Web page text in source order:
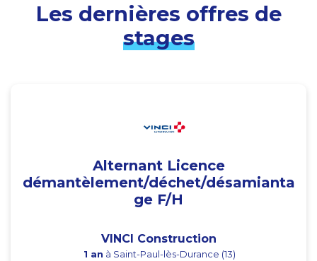
Les dernières offres de
stages
Alternant Licence
démantèlement/déchet/désamianta
ge F/H
VINCI Construction
1 an à Saint-Paul-lès-Durance (13)